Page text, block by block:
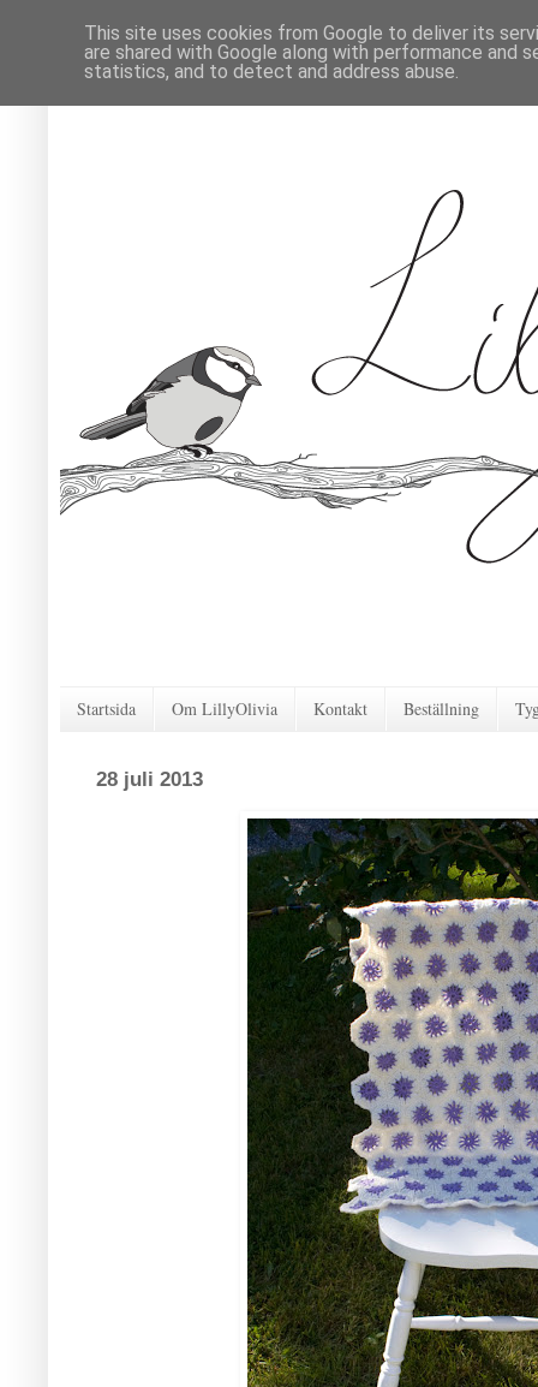
Startsida Om LillyOlivia Kontakt Beställning
28 juli 2013
This site uses cookies from Google to deliver its
are shared with Google along with performance and
statistics, and to detect and address abuse.